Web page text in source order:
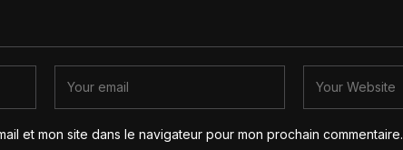
et mon site dans le navigateur pour mon prochain commentaire.